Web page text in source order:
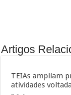
Artigos
TEIAs ampliam
atividades